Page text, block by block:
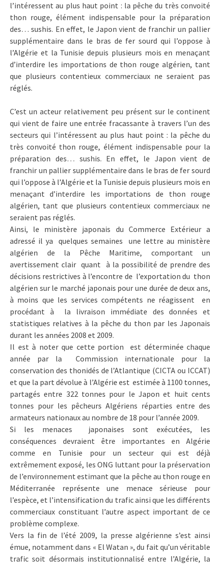
l’intéressent au plus haut point : la pêche du très convoité
thon rouge, élément indispensable pour la préparation
des… sushis. En effet, le Japon vient de franchir un pallier
supplémentaire dans le bras de fer sourd qui l’oppose à
l’Algérie et la Tunisie depuis plusieurs mois en menaçant
d’interdire les importations de thon rouge algérien, tant
que plusieurs contentieux commerciaux ne seraient pas
réglés.
C’est un acteur relativement peu présent sur le continent
qui vient de faire une entrée fracassante à travers l’un des
secteurs qui l’intéressent au plus haut point : la pêche du
très convoité thon rouge, élément indispensable pour la
préparation des… sushis. En effet, le Japon vient de
franchir un pallier supplémentaire dans le bras de fer sourd
qui l’oppose à l’Algérie et la Tunisie depuis plusieurs mois en
menaçant d’interdire les importations de thon rouge
algérien, tant que plusieurs contentieux commerciaux ne
seraient pas réglés.
Ainsi, le ministère japonais du Commerce Extérieur a
adressé il ya quelques semaines une lettre au ministère
algérien de la Pêche Maritime, comportant un
avertissement clair quant à la possibilité de prendre des
décisions restrictives à l’encontre de l’exportation du thon
algérien sur le marché japonais pour une durée de deux ans,
à moins que les services compétents ne réagissent en
procédant à la livraison immédiate des données et
statistiques relatives à la pêche du thon par les Japonais
durant les années 2008 et 2009.
Il est à noter que cette portion est déterminée chaque
année par la Commission internationale pour la
conservation des thonidés de l’Atlantique (CICTA ou ICCAT)
et que la part dévolue à l’Algérie est estimée à 1100 tonnes,
partagés entre 322 tonnes pour le Japon et huit cents
tonnes pour les pêcheurs Algériens réparties entre des
armateurs nationaux au nombre de 18 pour l’année 2009.
Si les menaces japonaises sont exécutées, les
conséquences devraient être importantes en Algérie
comme en Tunisie pour un secteur qui est déjà
extrêmement exposé, les ONG luttant pour la préservation
de l’environnement estimant que la pêche au thon rouge en
Méditerranée représente une menace sérieuse pour
l’espèce, et l’intensification du trafic ainsi que les différents
commerciaux constituant l’autre aspect important de ce
problème complexe.
Vers la fin de l’été 2009, la presse algérienne s’est ainsi
émue, notamment dans « El Watan », du fait qu’un véritable
trafic soit désormais institutionnalisé entre l’Algérie, la